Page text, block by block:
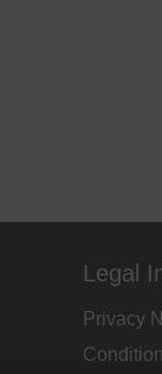
Legal
Privacy